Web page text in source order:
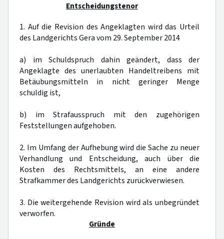
Entscheidungstenor
1. Auf die Revision des Angeklagten wird das Urteil
des Landgerichts Gera vom 29. September 2014
a) im Schuldspruch dahin geändert, dass der
Angeklagte des unerlaubten Handeltreibens mit
Betäubungsmitteln in nicht geringer Menge
schuldig ist,
b) im Strafausspruch mit den zugehörigen
Feststellungen aufgehoben.
2. Im Umfang der Aufhebung wird die Sache zu neuer
Verhandlung und Entscheidung, auch über die
Kosten des Rechtsmittels, an eine andere
Strafkammer des Landgerichts zurückverwiesen.
3. Die weitergehende Revision wird als unbegründet
verworfen.
Gründe